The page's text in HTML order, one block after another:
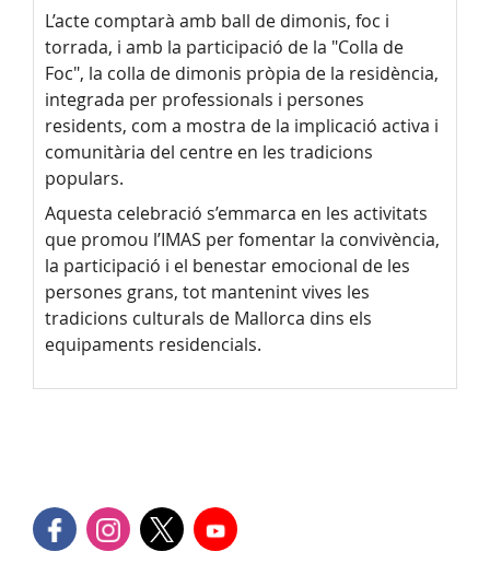
L’acte comptarà amb ball de dimonis, foc i
torrada, i amb la participació de la "Colla de
Foc", la colla de dimonis pròpia de la residència,
integrada per professionals i persones
residents, com a mostra de la implicació activa i
comunitària del centre en les tradicions
populars.
Aquesta celebració s’emmarca en les activitats
que promou l’IMAS per fomentar la convivència,
la participació i el benestar emocional de les
persones grans, tot mantenint vives les
tradicions culturals de Mallorca dins els
equipaments residencials.